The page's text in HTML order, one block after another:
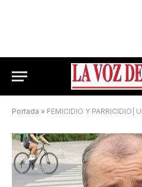
Portada » FEMICIDIO Y PARRICIDIO| Urturi dio detalles terribles del hecho: usó el